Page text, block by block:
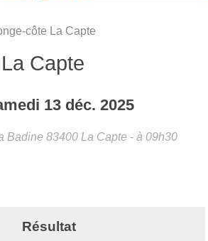
côte La Capte
Capte
13 déc. 2025
Badine 83400 La Capte - à 09h30
Résultat